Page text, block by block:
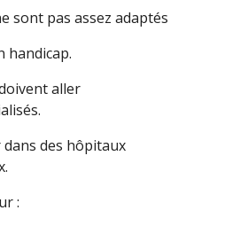
sont pas assez adaptés
handicap.
aller
des hôpitaux
: